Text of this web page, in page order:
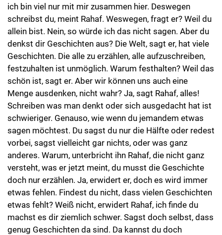
ich bin viel nur mit mir zusammen hier. Deswegen
schreibst du, meint Rahaf. Weswegen, fragt er? Weil du
allein bist. Nein, so würde ich das nicht sagen. Aber du
denkst dir Geschichten aus? Die Welt, sagt er, hat viele
Geschichten. Die alle zu erzählen, alle aufzuschreiben,
festzuhalten ist unmöglich. Warum festhalten? Weil das
schön ist, sagt er. Aber wir können uns auch eine
Menge ausdenken, nicht wahr? Ja, sagt Rahaf, alles!
Schreiben was man denkt oder sich ausgedacht hat ist
schwieriger. Genauso, wie wenn du jemandem etwas
sagen möchtest. Du sagst du nur die Hälfte oder redest
vorbei, sagst vielleicht gar nichts, oder was ganz
anderes. Warum, unterbricht ihn Rahaf, die nicht ganz
versteht, was er jetzt meint, du musst die Geschichte
doch nur erzählen. Ja, erwidert er, doch es wird immer
etwas fehlen. Findest du nicht, dass vielen Geschichten
etwas fehlt? Weiß nicht, erwidert Rahaf, ich finde du
machst es dir ziemlich schwer. Sagst doch selbst, dass
genug Geschichten da sind. Da kannst du doch